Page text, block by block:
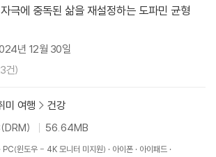
자극에 중독된 삶을 재설정하는 도파민 균형
년 12월 30일
건)
미 여행 > 건강
56.64MB
PC(윈도우 - 4K 모니터 미지원) 아이폰
아이패드